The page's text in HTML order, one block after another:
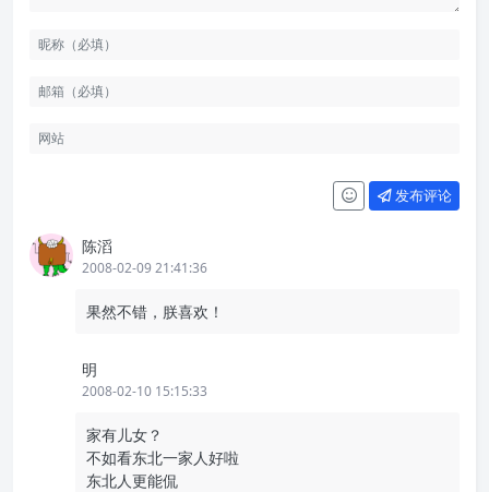
发布评论
陈滔
2008-02-09 21:41:36
果然不错，朕喜欢！
明
2008-02-10 15:15:33
家有儿女？
不如看东北一家人好啦
东北人更能侃